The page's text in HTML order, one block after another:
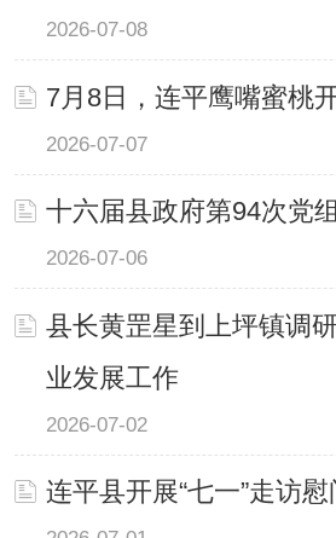
2026-07-08
7月8日，连平鹰嘴蜜桃开
2026-07-07
十六届县政府第94次党
2026-07-06
县长黄罡星到上坪镇调
业发展工作
2026-07-02
连平县开展“七一”走访